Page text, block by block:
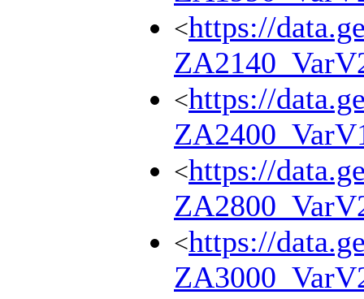
<https://
<https://
<https://
<https://